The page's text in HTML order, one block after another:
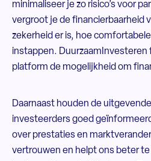
minimaliseer je zo risico’s voor
vergroot je de financierbaarheid
zekerheid er is, hoe
instappen.
platform de mogelijkheid om
Daarnaast houden de
investeerders goed
over prestaties en
vertrouwen en helpt ons beter